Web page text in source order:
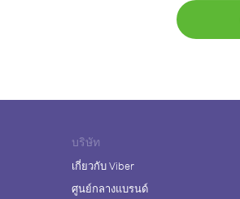
บริษัท
เกี่ยวกับ Viber
ศูนย์กลางแบรนด์